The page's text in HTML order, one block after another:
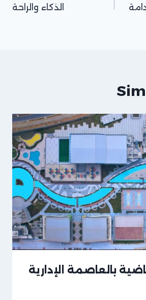
الذكاء والراحة
بالعاصمة الإدارية